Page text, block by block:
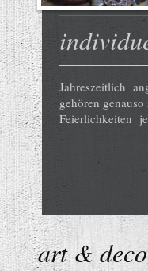
Jahreszeitlich
gehören
Feierlichkeiten
art &